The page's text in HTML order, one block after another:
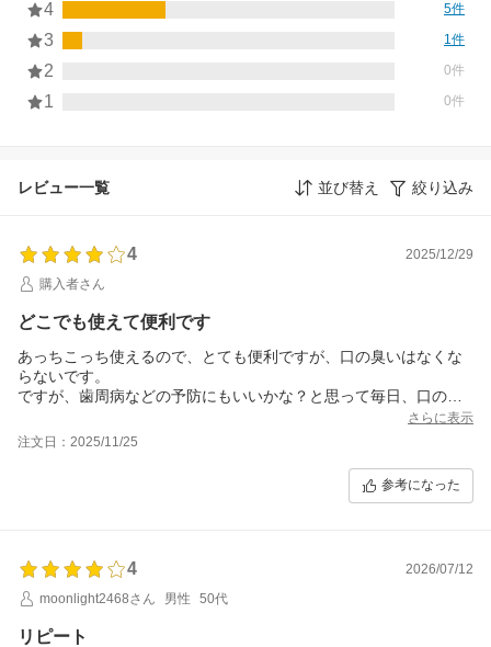
4 5件
3 1件
2 0件
1 0件
レビュー一覧 並び替え 絞り込み
4
2025/12/29
購入者さん
どこでも使えて便利です
あっちこっち使えるので、とても便利ですが、口の臭いはなくな
らないです。
ですが、歯周病などの予防にもいいかな？と思って毎日、口の中
痒いところにも使用するのですが、あまりソッコーせい？はない
と思いますが、使ってないよりはいいかなぁ。と思います。
さらに表示
注文日：2025/11/25
参考になった
4
2026/07/12
moonlight2468さん
男性 50代
リピート